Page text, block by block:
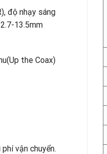
độ nhạy sáng
13.5mm
the Coax)
vận chuyển.